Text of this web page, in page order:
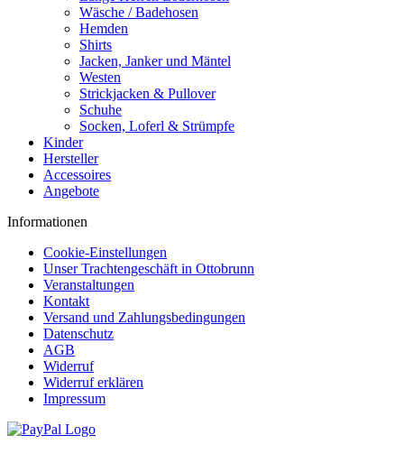
Wäsche / Badehosen
Hemden
Shirts
Jacken, Janker und Mäntel
Westen
Strickjacken & Pullover
Schuhe
Socken, Loferl & Strümpfe
Kinder
Hersteller
Accessoires
Angebote
Informationen
Cookie-Einstellungen
Unser Trachtengeschäft in Ottobrunn
Veranstaltungen
Kontakt
Versand und Zahlungsbedingungen
Datenschutz
AGB
Widerruf
Widerruf erklären
Impressum